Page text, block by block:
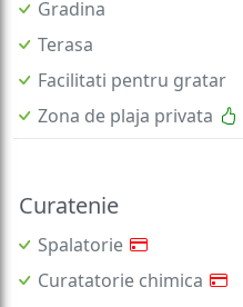
Terasa
Facilitati pentru gratar
Zona de plaja privata
Spalatorie
Curatatorie chimica
Serviciu de calcat